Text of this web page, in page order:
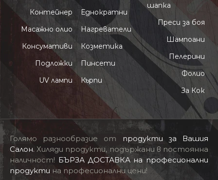
Контейнер
Масажно олио
Консумативи
Подложки
UV лампи
Еднократни
Нагреватели
Козметика
Пинсети
Кърпи
шапка
Преси за боя
Шампоани
Пелерини
Фолио
За Кок
Голямо разнообразие от продукти за Вашия
Салон.Хиляди продукти, подържани в постоянна
наличност! БЪРЗА ДОСТАВКА на професионални
продукти на професионални цени!